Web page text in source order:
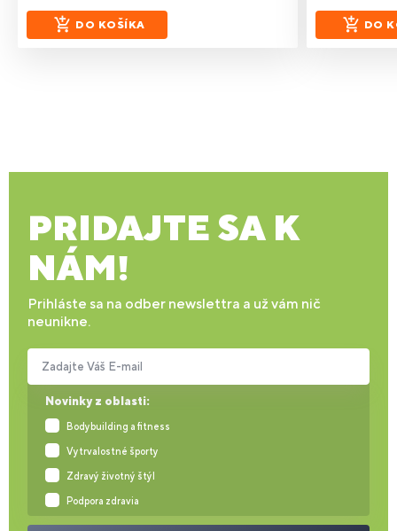
DO KOŠÍKA DO
PRIDAJTE SA K
NÁM!
Prihláste sa na odber newslettra a už vám nič
neunikne.
Novinky z oblasti:
Bodybuilding a fitness
Vytrvalostné športy
Zdravý životný štýl
Podpora zdravia
Zadajte Váš E-mail